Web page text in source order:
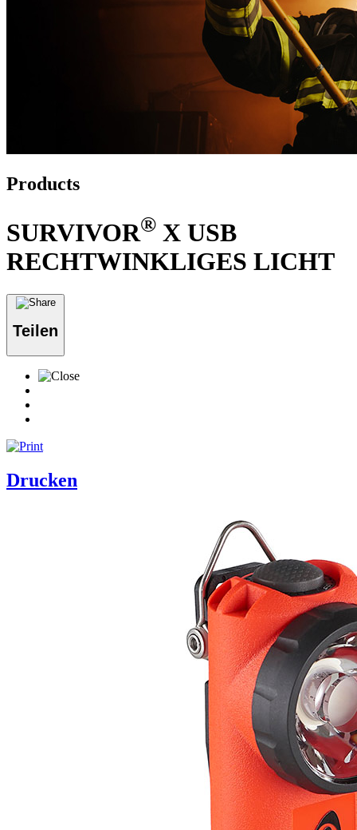
Products
SURVIVOR® X USB
RECHTWINKLIGES LICHT
Teilen
Drucken